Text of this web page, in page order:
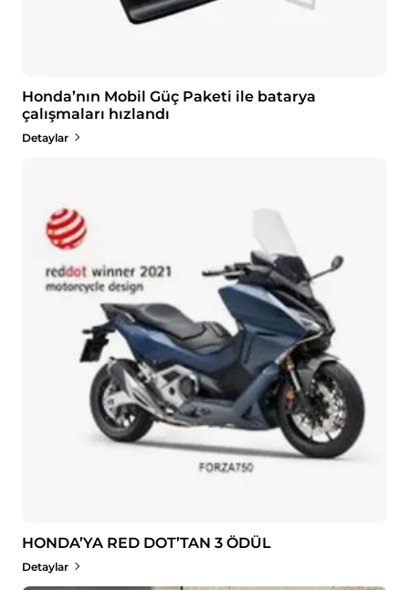
Honda’nın Mobil Güç Paketi ile batarya
çalışmaları hızlandı
Detaylar
HONDA’YA RED DOT’TAN 3 ÖDÜL
Detaylar